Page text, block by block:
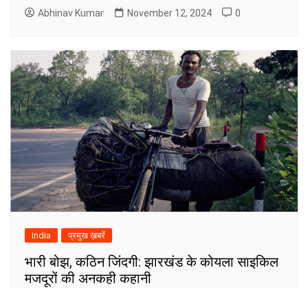
Abhinav Kumar November 12, 2024 0
India प्रमुख ख़बरें
भारी बोझ, कठिन जिंदगी: झारखंड के कोयला साइकिल
मजदूरों की अनकही कहानी